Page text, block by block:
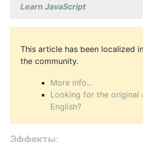
Learn JavaScript
This article has been localized
the community.
More info...
Looking for the original
English?
Эффекты: